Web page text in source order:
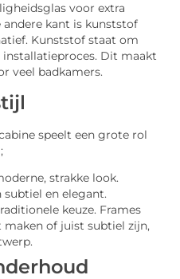
voor extra
andere kant is kunststof
Kunststof staat om
Dit maakt
veel badkamers.
speelt een grote rol
strakke look.
subtiel en elegant.
keuze. Frames
maken of juist subtiel zijn,